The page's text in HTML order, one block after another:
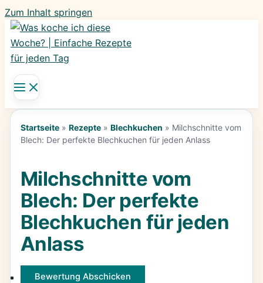
Zum Inhalt springen
Startseite» Rezepte» Blechkuchen » Milchschnitte vom
Blech: Der perfekte Blechkuchen für jeden Anlass
Milchschnitte vom
Blech: Der perfekte
Blechkuchen für jeden
Anlass
Bewertung Abschicken